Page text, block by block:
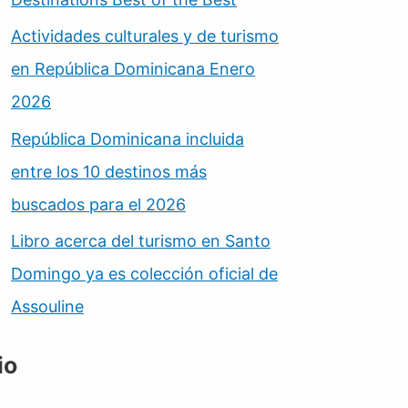
Actividades culturales y de turismo
en República Dominicana Enero
2026
República Dominicana incluida
entre los 10 destinos más
buscados para el 2026
Libro acerca del turismo en Santo
Domingo ya es colección oficial de
Assouline